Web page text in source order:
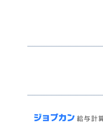
【レビュー】freee人
「サービス詳